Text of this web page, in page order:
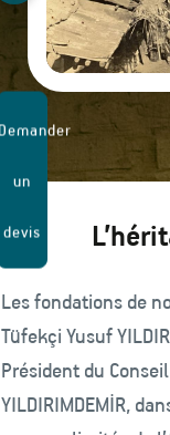
Les fondations de
Tüfekçi Yusuf
Président du
YILDIRIMDEMİR,
un
devis